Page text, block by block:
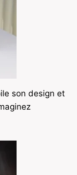
son design et